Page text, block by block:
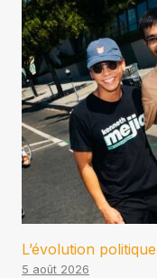
L’évolution
5 août 2026